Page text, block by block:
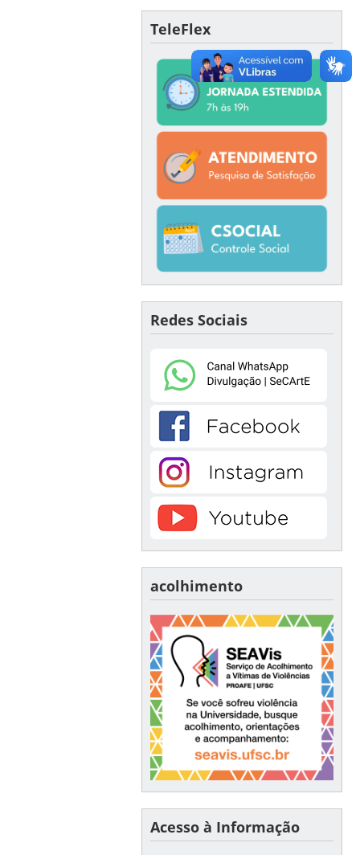
TeleFlex
Redes Sociais
acolhimento
Acesso à Informação